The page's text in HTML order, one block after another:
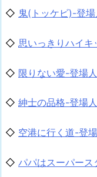
◇ 鬼(トッケビ)-登
◇ 思いっきりハイ
◇ 限りない愛-登場
◇ 紳士の品格-登場
◇ 空港に行く道-登
◇ パパはスーパース